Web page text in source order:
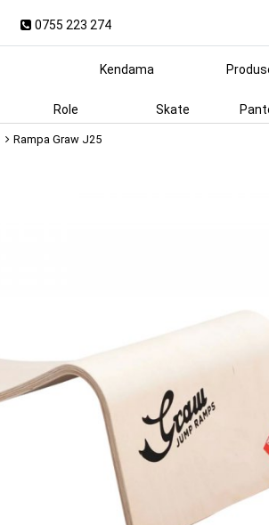
0755 223 274
Kendama
Role Skate
Rampa Graw J25